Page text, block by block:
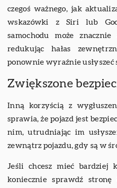
czegoś ważnego, jak
wskazówki z Siri lub
samochodu może
redukując hałas
ponownie wyraźnie usłyszeć
Zwiększone
Inną korzyścią z
sprawia, że pojazd jest
nim, utrudniając im
zewnątrz pojazdu, gdy są w
Jeśli chcesz mieć bardziej
koniecznie sprawdź